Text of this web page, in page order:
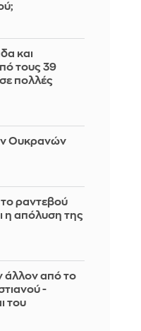
και
τους 39
πολλές
Ουκρανών
ραντεβού
η απόλυση της
άλλον από το
-
του